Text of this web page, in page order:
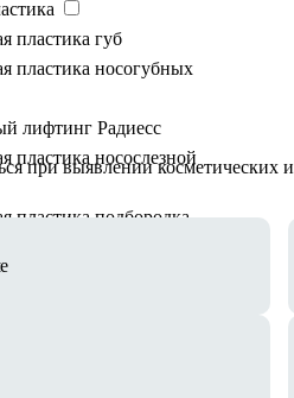
пластика губ
пластика носогубных
лифтинг Радиесс
пластика носослезной
пластика подбородка
при выявлении косметических